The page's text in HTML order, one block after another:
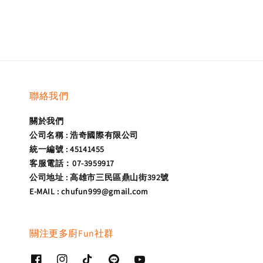
聯絡我們
關於我們
公司名稱 : 浩奇國際有限公司
統一編號 : 45141455
客服電話：07-3959917
公司地址 : 高雄市三民區鼎山街392號
E-MAIL : chufun999@gmail.com
關注更多廚Fun社群